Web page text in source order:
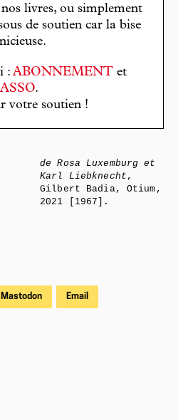
livres, ou simplement
de soutien car la bise
: ABONNEMENT et
.
votre soutien !
de Rosa Luxemburg et
Karl Liebknecht ,
Gilbert Badia, Otium,
2021 [1967].
Mastodon Email